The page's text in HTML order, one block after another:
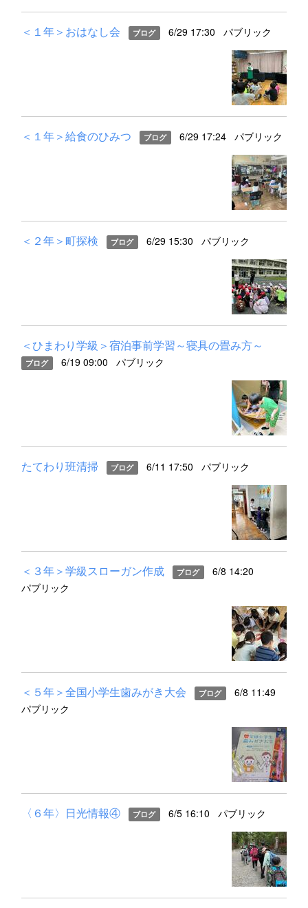
＜１年＞おはなし会 ブログ 6/29 17:30 パブリック
＜１年＞給食のひみつ ブログ 6/29 17:24 パブリック
＜２年＞町探検 ブログ 6/29 15:30 パブリック
＜ひまわり学級＞宿泊事前学習～寝具の畳み方～
ブログ 6/19 09:00 パブリック
たてわり班清掃 ブログ 6/11 17:50 パブリック
＜３年＞学級スローガン作成 ブログ
6/8 14:20
パブリック
＜５年＞全国小学生歯みがき大会 ブログ
6/8 11:49
パブリック
〈６年〉日光情報④ ブログ 6/5 16:10 パブリック